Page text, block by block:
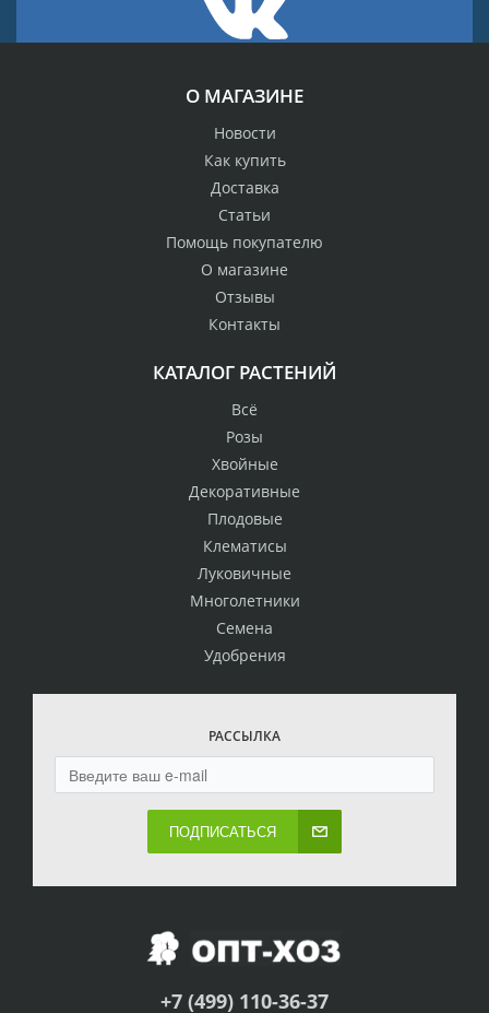
О МАГАЗИНЕ
Новости
Как купить
Доставка
Статьи
Помощь покупателю
О магазине
Отзывы
Контакты
КАТАЛОГ РАСТЕНИЙ
Всё
Розы
Хвойные
Декоративные
Плодовые
Клематисы
Луковичные
Многолетники
Семена
Удобрения
РАССЫЛКА
ПОДПИСАТЬСЯ
+7 (499) 110-36-37